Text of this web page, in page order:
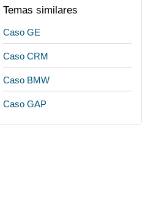
Temas similares
Caso GE
Caso CRM
Caso BMW
Caso GAP